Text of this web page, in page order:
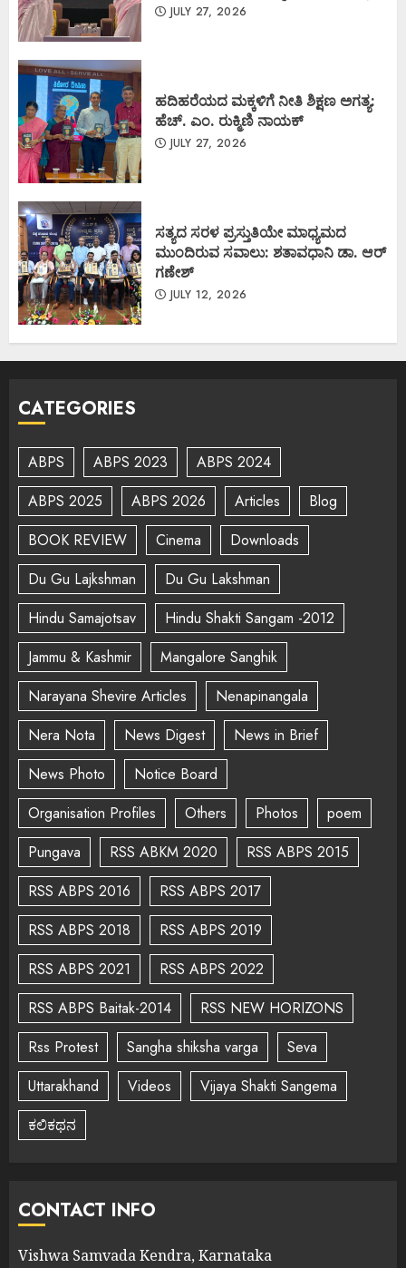
JULY 27, 2026
ಹದಿಹರೆಯದ ಮಕ್ಕಳಿಗೆ ನೀತಿ ಶಿಕ್ಷಣ ಅಗತ್ಯ:
ಹೆಚ್. ಎಂ. ರುಕ್ಮಿಣಿ ನಾಯಕ್
JULY 27, 2026
ಸತ್ಯದ ಸರಳ ಪ್ರಸ್ತುತಿಯೇ ಮಾಧ್ಯಮದ
ಮುಂದಿರುವ ಸವಾಲು: ಶತಾವಧಾನಿ ಡಾ. ಆರ್
ಗಣೇಶ್
JULY 12, 2026
CATEGORIES
ABPS ABPS 2023
ABPS 2024
ABPS 2025
ABPS 2026 Articles
Blog
BOOK REVIEW
Cinema
Downloads
Du Gu Lajkshman
Du Gu Lakshman
Hindu Samajotsav
Hindu Shakti Sangam -2012
Jammu & Kashmir
Mangalore Sanghik
Narayana Shevire Articles
Nenapinangala
Nera Nota
News Digest
News in Brief
News Photo
Notice Board
Organisation Profiles
Others Photos
poem
Pungava
RSS ABKM 2020
RSS ABPS 2015
RSS ABPS 2016
RSS ABPS 2017
RSS ABPS 2018
RSS ABPS 2019
RSS ABPS 2021
RSS ABPS 2022
RSS ABPS Baitak-2014
RSS NEW HORIZONS
Rss Protest
Sangha shiksha varga
Seva
Uttarakhand
Videos
Vijaya Shakti Sangema
ಕಲಿಕಥನ
CONTACT INFO
Vishwa Samvada Kendra, Karnataka